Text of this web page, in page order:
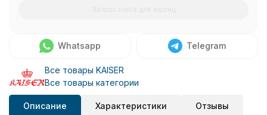
Whatsapp Telegram
Все товары KAISER
Все товары категории
Описание Характеристики Отзывы